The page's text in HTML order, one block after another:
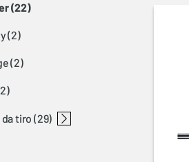
(22)
(2)
(2)
da tiro (29)